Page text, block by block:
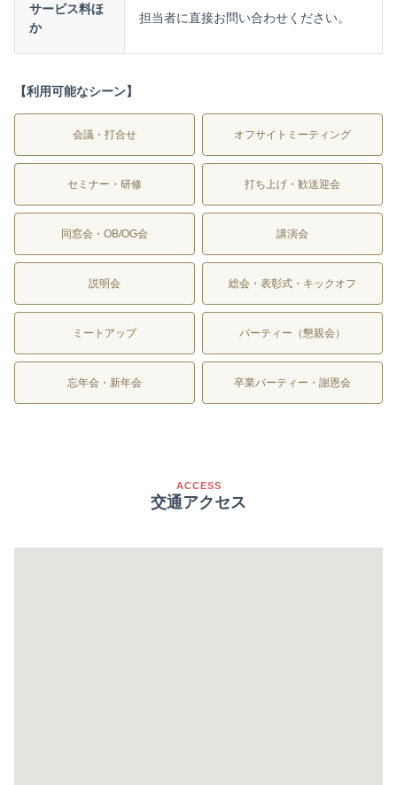
サービス料ほ
か
担当者に直接お問い合わせください。
【利用可能なシーン】
会議・打合せ オフサイトミーティング
セミナー・研修 打ち上げ・歓送迎会
同窓会・OB/OG会 講演会
説明会 総会・表彰式・キックオフ
ミートアップ パーティー（懇親会）
忘年会・新年会 卒業パーティー・謝恩会
ACCESS
交通アクセス